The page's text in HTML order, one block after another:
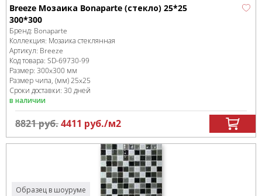
Breeze Мозаика Bonaparte (стекло) 25*25
300*300
Бренд: Bonaparte
Коллекция: Мозаика стеклянная
Артикул: Breeze
Код товара: SD-69730-99
Размер: 300x300 мм
Размер чипа, (мм)25x25
Сроки доставки: 30 дней
в наличии
8821руб.4411 руб./м2
Образец в шоуруме